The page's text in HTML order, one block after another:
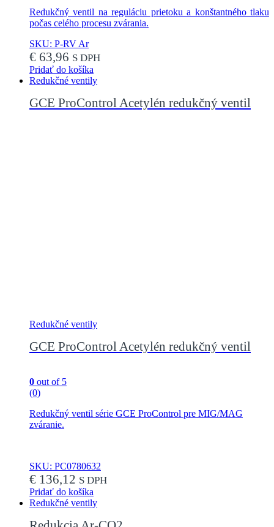
Redukčný ventil na reguláciu prietoku a konštantného tlaku
počas celého procesu zvárania.
SKU: P-RV Ar
€ 63,96 S DPH
Pridať do košíka
Redukčné ventily
GCE ProControl Acetylén redukčný ventil
Redukčné ventily
GCE ProControl Acetylén redukčný ventil
0 out of 5
(0)
Redukčný ventil série GCE ProControl pre MIG/MAG
zváranie.
SKU: PC0780632
€ 136,12 S DPH
Pridať do košíka
Redukčné ventily